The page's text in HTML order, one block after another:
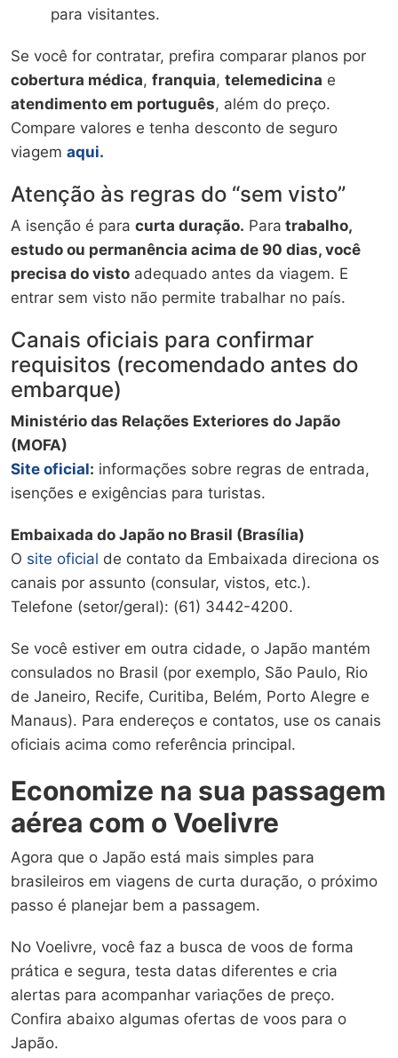
para visitantes.
Se você for contratar, prefira comparar planos por
cobertura médica, franquia, telemedicina e
atendimento em português, além do preço.
Compare valores e tenha desconto de seguro
viagem aqui.
Atenção às regras do “sem visto”
A isenção é para curta duração. Para trabalho,
estudo ou permanência acima de 90 dias, você
precisa do visto adequado antes da viagem. E
entrar sem visto não permite trabalhar no país.
Canais oficiais para confirmar
requisitos (recomendado antes do
embarque)
Ministério das Relações Exteriores do Japão
(MOFA)
Site oficial: informações sobre regras de entrada,
isenções e exigências para turistas.
Embaixada do Japão no Brasil (Brasília)
O site oficial de contato da Embaixada direciona os
canais por assunto (consular, vistos, etc.).
Telefone (setor/geral): (61) 3442-4200.
Se você estiver em outra cidade, o Japão mantém
consulados no Brasil (por exemplo, São Paulo, Rio
de Janeiro, Recife, Curitiba, Belém, Porto Alegre e
Manaus). Para endereços e contatos, use os canais
oficiais acima como referência principal.
Economize na sua passagem
aérea com o Voelivre
Agora que o Japão está mais simples para
brasileiros em viagens de curta duração, o próximo
passo é planejar bem a passagem.
No Voelivre, você faz a busca de voos de forma
prática e segura, testa datas diferentes e cria
alertas para acompanhar variações de preço.
Confira abaixo algumas ofertas de voos para o
Japão.